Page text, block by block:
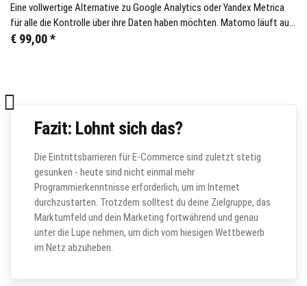
Eine vollwertige Alternative zu Google Analytics oder Yandex Metrica
für alle die Kontrolle über ihre Daten haben möchten. Matomo läuft auf
dem eigenen Server und überzeugt mit einer hohen Datenqualität.
€ 99,00*

Fazit: Lohnt sich das?
Die Eintrittsbarrieren für E-Commerce sind zuletzt stetig
gesunken - heute sind nicht einmal mehr
Programmierkenntnisse erforderlich, um im Internet
durchzustarten. Trotzdem solltest du deine Zielgruppe, das
Marktumfeld und dein Marketing fortwährend und genau
unter die Lupe nehmen, um dich vom hiesigen Wettbewerb
im Netz abzuheben.